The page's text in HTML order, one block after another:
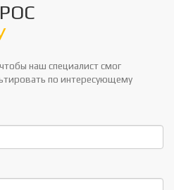
наш специалист смог
по интересующему